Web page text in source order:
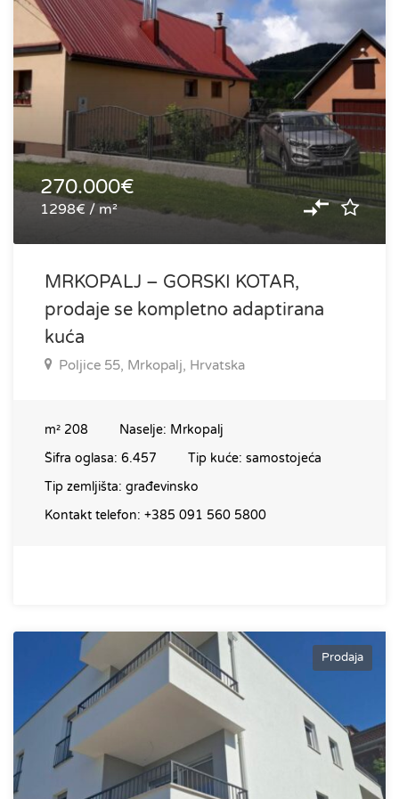
270.000€
1298€ / m²
MRKOPALJ – GORSKI KOTAR,
prodaje se kompletno adaptirana
kuća
Poljice 55, Mrkopalj, Hrvatska
m² 208 Naselje: Mrkopalj
Šifra oglasa: 6.457 Tip kuće: samostojeća
Tip zemljišta: građevinsko
Kontakt telefon: +385 091 560 5800
Prodaja